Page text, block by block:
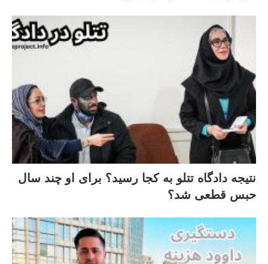
نتیجه دادگاه تتلو به کجا رسید؟ برای او چند سال
حبس قطعی شد؟